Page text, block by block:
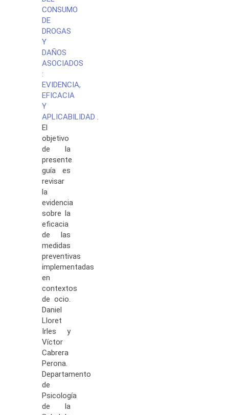
CONSUMO
DE
DROGAS
Y
DAÑOS
ASOCIADOS
:
EVIDENCIA,
EFICACIA
Y
APLICABILIDAD .
El
objetivo
de la
presente
guía es
revisar
la
evidencia
sobre la
eficacia
de las
medidas
preventivas
implementadas
en
contextos
de ocio.
Daniel
Lloret
Irles y
Víctor
Cabrera
Perona.
Departamento
de
Psicología
de la